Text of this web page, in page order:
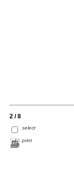
2 / 8
select
print